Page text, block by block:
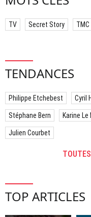
TV Secret Story TMC
TENDANCES
Philippe Etchebest Cyril
Stéphane Bern Karine Le
Julien Courbet
TOP ARTICLES